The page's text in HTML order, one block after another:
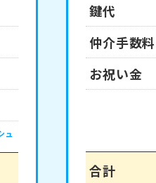
ュ
鍵代
仲介手数料
お祝い金
合計